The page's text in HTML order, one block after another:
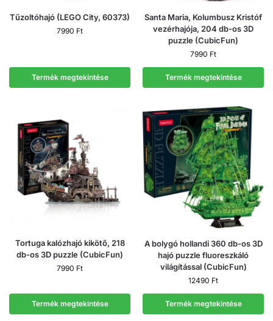
Tűzoltóhajó (LEGO City, 60373)
7990 Ft
Termék megtekintése
Santa Maria, Kolumbusz Kristóf
vezérhajója, 204 db-os 3D
puzzle (CubicFun)
7990 Ft
Termék megtekintése
Tortuga kalózhajó kikötő, 218
db-os 3D puzzle (CubicFun)
7990 Ft
Termék megtekintése
A bolygó hollandi 360 db-os 3D
hajó puzzle fluoreszkáló
világítással (CubicFun)
12490 Ft
Termék megtekintése